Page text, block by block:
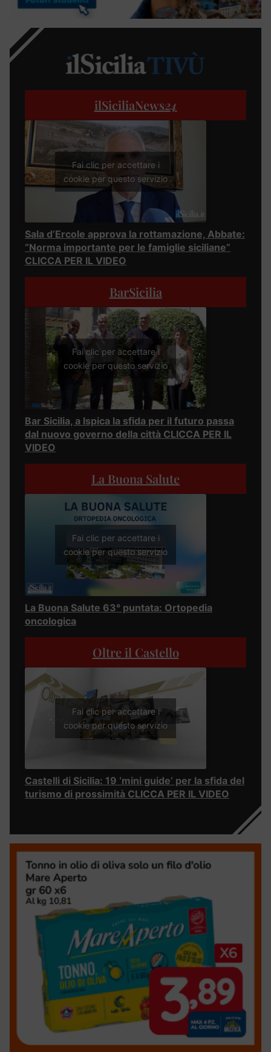
ilSiciliaNews24
Fai clic per accettare i
cookie per questo servizio
Sala d’Ercole approva la rottamazione, Abbate:
“Norma importante per le famiglie siciliane”
CLICCA PER IL VIDEO
BarSicilia
Fai clic per accettare i
cookie per questo servizio
Bar Sicilia, a Ispica la sfida per il futuro passa
dal nuovo governo della città CLICCA PER IL
VIDEO
La Buona Salute
Fai clic per accettare i
cookie per questo servizio
La Buona Salute 63° puntata: Ortopedia
oncologica
Oltre il Castello
Fai clic per accettare i
cookie per questo servizio
Castelli di Sicilia: 19 ‘mini guide’ per la sfida del
turismo di prossimità CLICCA PER IL VIDEO